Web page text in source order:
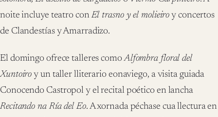
noite incluye teatro conEl trasno y el molieiro y concertos
de Clandestías y Amarradizo.
El domingo ofrece talleres comoAlfombra floral del
Xuntoiro y un taller lliterario eonaviego, a visita guiada
Conocendo Castropol y el recital poético en lancha
Recitando na Ría del Eo. A xornada péchase cua llectura en